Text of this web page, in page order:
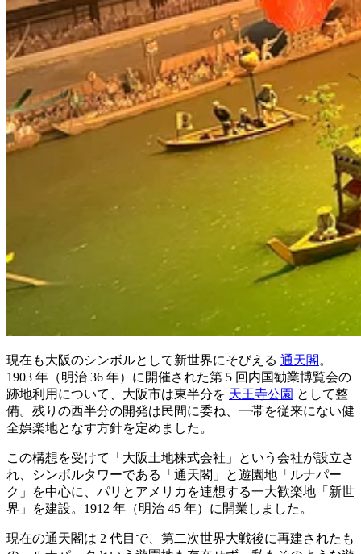
現在も大阪のシンボルとして新世界にそびえる 通天閣 。
1903 年（明治 36 年）に開催された第 5 回内国勧業博覧会の
跡地利用について、大阪市は東半分を 天王寺公園 として整
備。残りの西半分の開発は民間に委ね、一帯を従来にない健
全娯楽地となす方針を定めました。
この構想を受けて「大阪土地株式会社」という会社が設立さ
れ、シンボルタワーである「通天閣」と遊園地「ルナパー
ク」を中心に、パリとアメリカを連想する一大歓楽地「新世
界」を建設。1912 年（明治 45 年）に開業しました。
現在の通天閣は 2 代目で、第二次世界大戦後に再建されたも